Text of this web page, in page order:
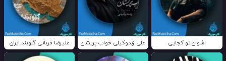
اشوان تو کجایی علی زندوکیلی خواب پریشان علیرضا قربانی گلوبند ایران